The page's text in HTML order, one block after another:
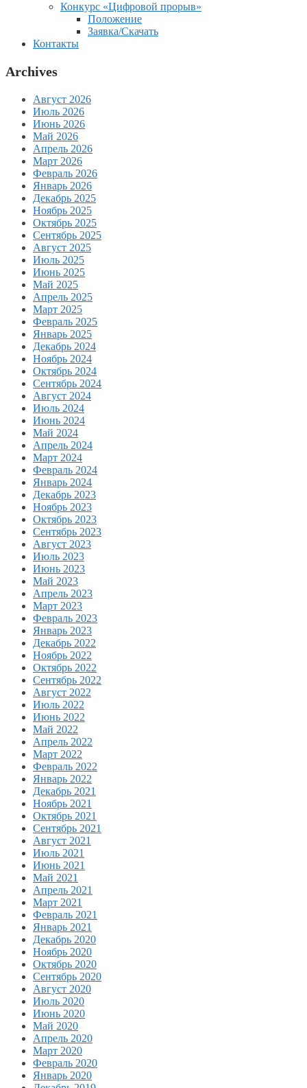
Конкурс «Цифровой прорыв»
Положение
Заявка/Скачать
Контакты
Archives
Август 2026
Июль 2026
Июнь 2026
Май 2026
Апрель 2026
Март 2026
Февраль 2026
Январь 2026
Декабрь 2025
Ноябрь 2025
Октябрь 2025
Сентябрь 2025
Август 2025
Июль 2025
Июнь 2025
Май 2025
Апрель 2025
Март 2025
Февраль 2025
Январь 2025
Декабрь 2024
Ноябрь 2024
Октябрь 2024
Сентябрь 2024
Август 2024
Июль 2024
Июнь 2024
Май 2024
Апрель 2024
Март 2024
Февраль 2024
Январь 2024
Декабрь 2023
Ноябрь 2023
Октябрь 2023
Сентябрь 2023
Август 2023
Июль 2023
Июнь 2023
Май 2023
Апрель 2023
Март 2023
Февраль 2023
Январь 2023
Декабрь 2022
Ноябрь 2022
Октябрь 2022
Сентябрь 2022
Август 2022
Июль 2022
Июнь 2022
Май 2022
Апрель 2022
Март 2022
Февраль 2022
Январь 2022
Декабрь 2021
Ноябрь 2021
Октябрь 2021
Сентябрь 2021
Август 2021
Июль 2021
Июнь 2021
Май 2021
Апрель 2021
Март 2021
Февраль 2021
Январь 2021
Декабрь 2020
Ноябрь 2020
Октябрь 2020
Сентябрь 2020
Август 2020
Июль 2020
Июнь 2020
Май 2020
Апрель 2020
Март 2020
Февраль 2020
Январь 2020